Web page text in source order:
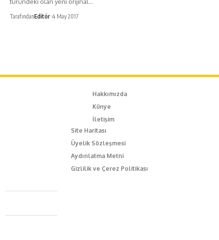
TarafındanEditör 4 May 2017
Hakkımızda
Künye
İletişim
Site Haritası
Üyelik Sözleşmesi
Aydınlatma Metni
Gizlilik ve Çerez Politikası
Caferağa Mah. Dr. Şakir Paşa Sok. No3/A Kadıköy İstanbul
+90 543 345 46 00